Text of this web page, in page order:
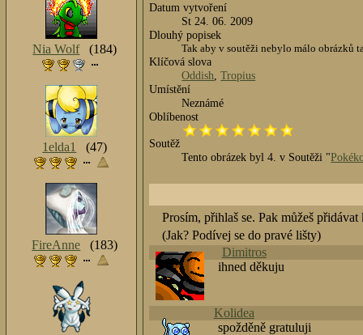
Datum vytvoření
St 24. 06. 2009
Dlouhý popisek
Tak aby v soutěži nebylo málo obrázků
Klíčová slova
Oddish,Tropius
Umístění
Neznámé
Oblíbenost
Soutěž
Tento obrázek byl 4. v Soutěži "
Prosím, přihlaš se. Pak můžeš přidávat
(Jak? Podívej se do pravé lišty)
Dimitros
ihned děkuju
Kolidea
spožděně gratuluji
Nia Wolf (184)
1elda1 (47)
FireAnne (183)